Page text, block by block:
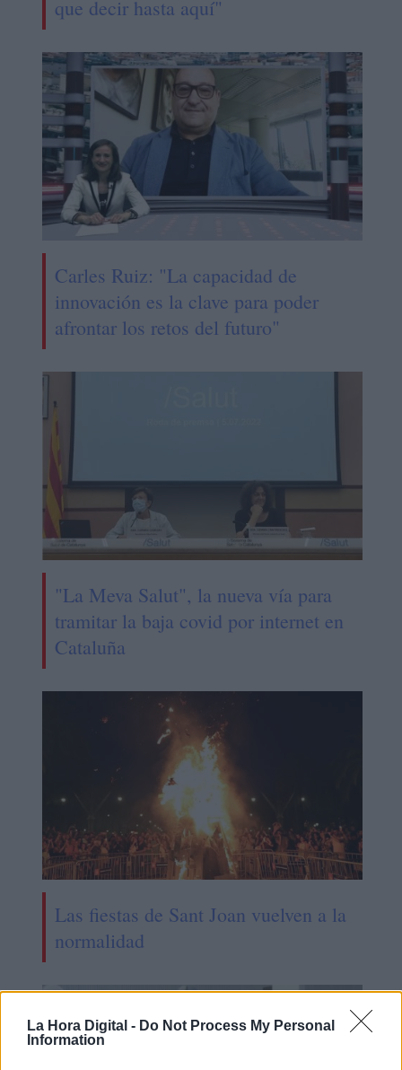
La Hora Digital - Do Not Process My Personal
Information
que decir hasta aquí"
Carles Ruiz: "La capacidad de
innovación es la clave para poder
afrontar los retos del futuro"
"La Meva Salut", la nueva vía para
tramitar la baja covid por internet en
Cataluña
Las fiestas de Sant Joan vuelven a la
normalidad